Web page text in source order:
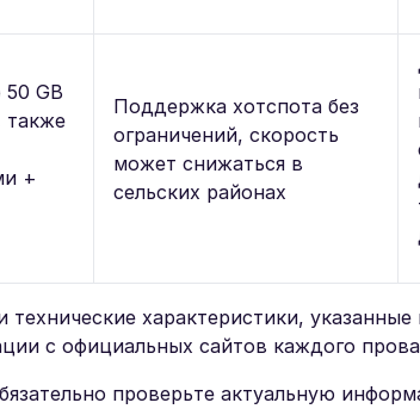
GB
также
+
Поддержка хотспота без
ограничений, скорость
может снижаться в
сельских районах
характеристики,
с официальных сайтов каждого
проверьте актуальную